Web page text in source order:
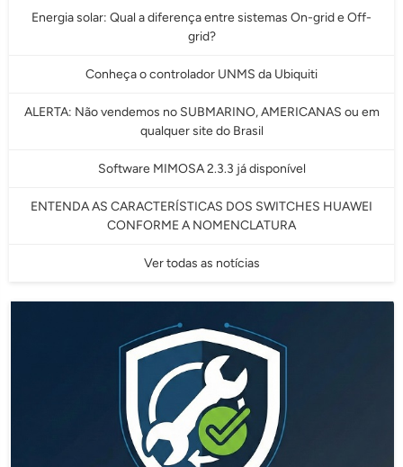
Energia solar: Qual a diferença entre sistemas On-grid e Off-
grid?
Conheça o controlador UNMS da Ubiquiti
ALERTA: Não vendemos no SUBMARINO, AMERICANAS ou em
qualquer site do Brasil
Software MIMOSA 2.3.3 já disponível
ENTENDA AS CARACTERÍSTICAS DOS SWITCHES HUAWEI
CONFORME A NOMENCLATURA
Ver todas as notícias